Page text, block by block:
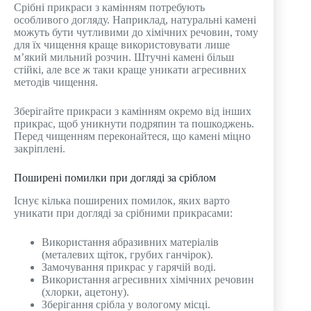
Срібні прикраси з камінням потребують
особливого догляду. Наприклад, натуральні камені
можуть бути чутливими до хімічних речовин, тому
для їх чищення краще використовувати лише
м’який мильний розчин. Штучні камені більш
стійкі, але все ж таки краще уникати агресивних
методів чищення.
Зберігайте прикраси з камінням окремо від інших
прикрас, щоб уникнути подряпин та пошкоджень.
Перед чищенням переконайтеся, що камені міцно
закріплені.
Поширені помилки при догляді за сріблом
Існує кілька поширених помилок, яких варто
уникати при догляді за срібними прикрасами:
Використання абразивних матеріалів
(металевих щіток, грубих ганчірок).
Замочування прикрас у гарячій воді.
Використання агресивних хімічних речовин
(хлорки, ацетону).
Зберігання срібла у вологому місці.